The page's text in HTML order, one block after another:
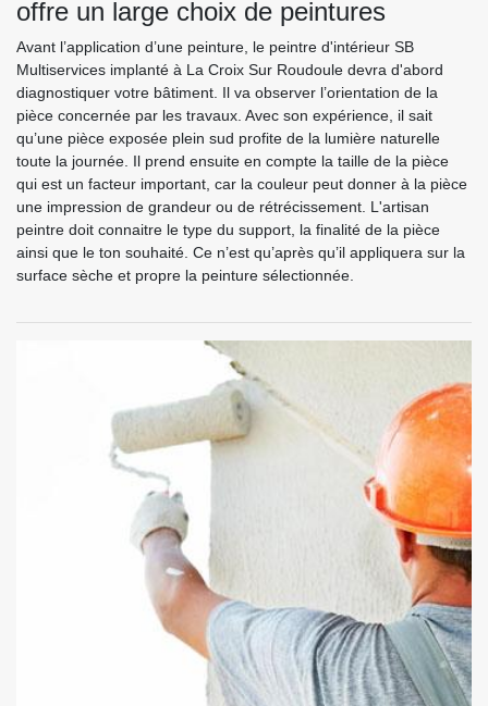
offre un large choix de peintures
Avant l’application d’une peinture, le peintre d'intérieur SB
Multiservices implanté à La Croix Sur Roudoule devra d'abord
diagnostiquer votre bâtiment. Il va observer l’orientation de la
pièce concernée par les travaux. Avec son expérience, il sait
qu’une pièce exposée plein sud profite de la lumière naturelle
toute la journée. Il prend ensuite en compte la taille de la pièce
qui est un facteur important, car la couleur peut donner à la pièce
une impression de grandeur ou de rétrécissement. L'artisan
peintre doit connaitre le type du support, la finalité de la pièce
ainsi que le ton souhaité. Ce n’est qu’après qu’il appliquera sur la
surface sèche et propre la peinture sélectionnée.